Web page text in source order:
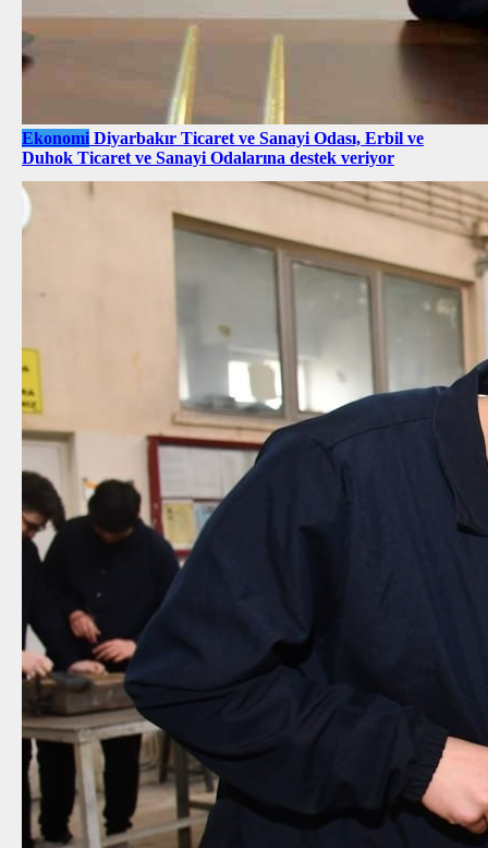
Ekonomi Diyarbakır Ticaret ve Sanayi Odası, Erbil ve
Duhok Ticaret ve Sanayi Odalarına destek veriyor